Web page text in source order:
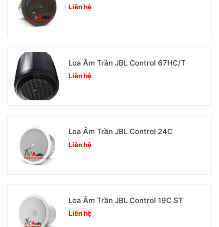
Liên hệ
Loa Âm Trần JBL Control 67HC/T
Liên hệ
Loa Âm Trần JBL Control 24C
Liên hệ
Loa Âm Trần JBL Control 19C ST
Liên hệ